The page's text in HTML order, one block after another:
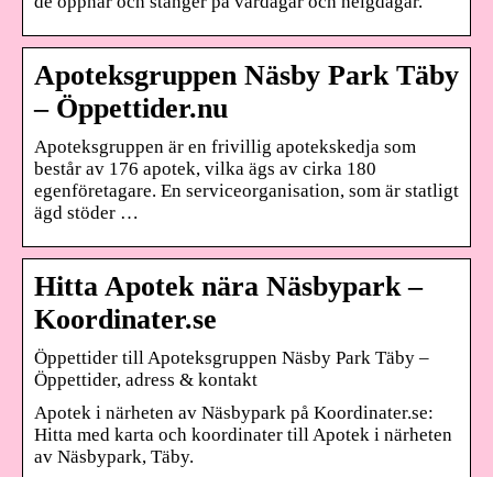
Apoteksgruppen Näsby Park Täby
– Öppettider.nu
Apoteksgruppen är en frivillig apotekskedja som
består av 176 apotek, vilka ägs av cirka 180
egenföretagare. En serviceorganisation, som är statligt
ägd stöder …
Hitta Apotek nära Näsbypark –
Koordinater.se
Öppettider till Apoteksgruppen Näsby Park Täby –
Öppettider, adress & kontakt
Apotek i närheten av Näsbypark på Koordinater.se:
Hitta med karta och koordinater till Apotek i närheten
av Näsbypark, Täby.